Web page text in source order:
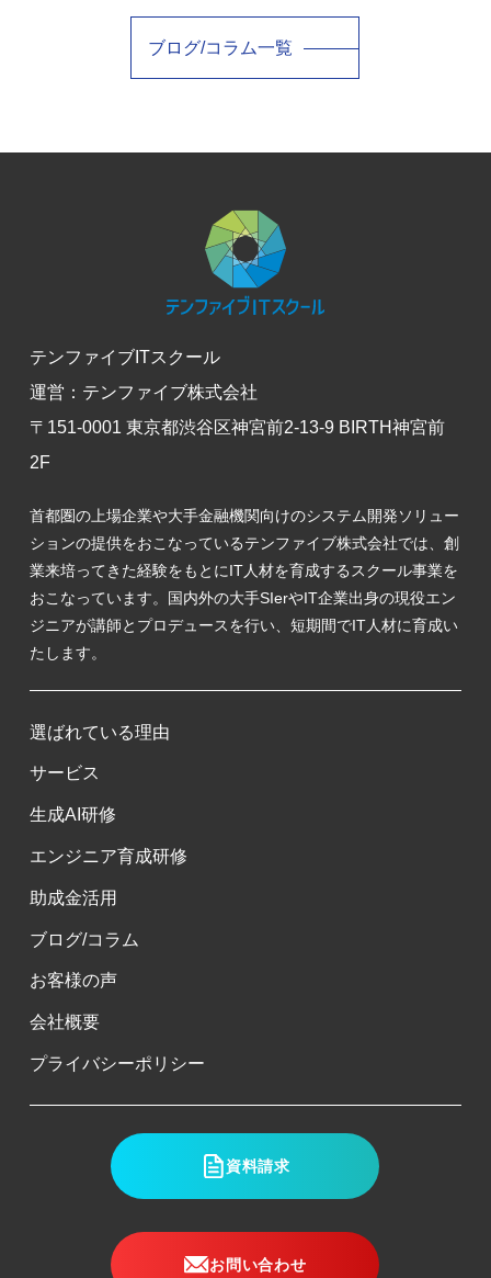
ブログ/コラム一覧
テンファイブITスクール
運営：テンファイブ株式会社
〒151-0001 東京都渋谷区神宮前2-13-9 BIRTH神宮前
2F
首都圏の上場企業や大手金融機関向けのシステム開発ソリュー
ションの提供をおこなっているテンファイブ株式会社では、創
業来培ってきた経験をもとにIT人材を育成するスクール事業を
おこなっています。国内外の大手SIerやIT企業出身の現役エン
ジニアが講師とプロデュースを行い、短期間でIT人材に育成い
たします。
選ばれている理由
サービス
生成AI研修
エンジニア育成研修
助成金活用
ブログ/コラム
お客様の声
会社概要
プライバシーポリシー
資料請求
お問い合わせ